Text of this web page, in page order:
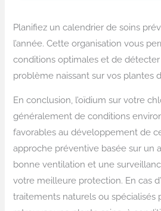
Planifiez un calendrier de soins
l’année. Cette organisation vous
conditions optimales et de
problème naissant sur vos plantes
En conclusion, l’oïdium sur votre
généralement de conditions
favorables au développement de
approche préventive basée sur un
bonne ventilation et une
votre meilleure protection. En cas
traitements naturels ou spécialisés